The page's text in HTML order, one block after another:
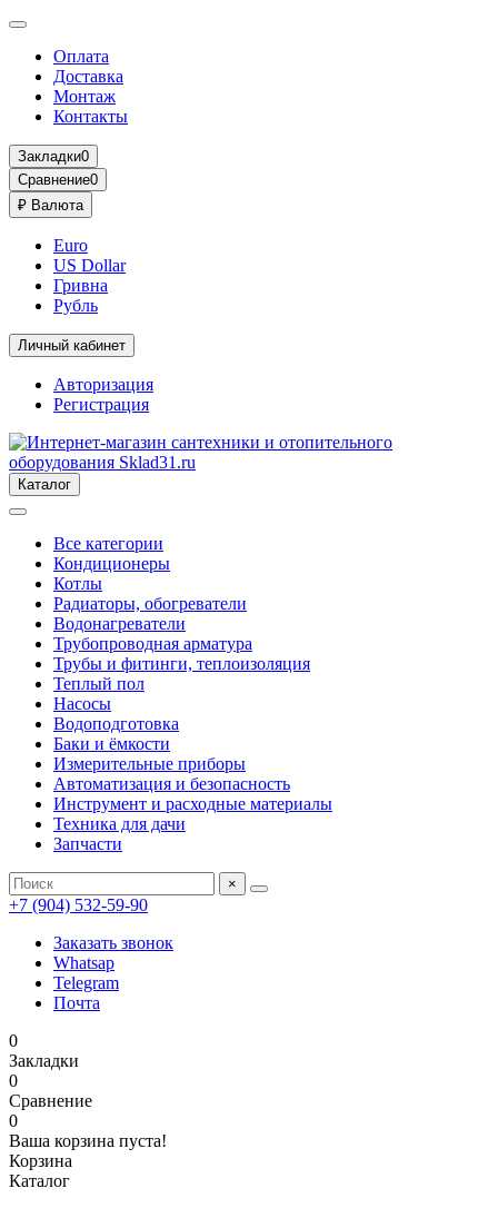
Оплата
Доставка
Монтаж
Контакты
Закладки0
Сравнение0
₽ Валюта
Euro
US Dollar
Гривна
Рубль
Личный кабинет
Авторизация
Регистрация
Каталог
Все категории
Кондиционеры
Котлы
Радиаторы, обогреватели
Водонагреватели
Трубопроводная арматура
Трубы и фитинги, теплоизоляция
Теплый пол
Насосы
Водоподготовка
Баки и ёмкости
Измерительные приборы
Автоматизация и безопасность
Инструмент и расходные материалы
Техника для дачи
Запчасти
×
+7 (904) 532-59-90
Заказать звонок
Whatsap
Telegram
Почта
0
Закладки
0
Сравнение
0
Ваша корзина пуста!
Корзина
Каталог